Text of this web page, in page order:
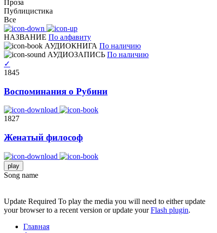
Проза
Публицистика
Все
НАЗВАНИЕ По алфавиту
АУДИОКНИГА По наличию
АУДИОЗАПИСЬ По наличию
✓
1845
Воспоминания о Рубини
1827
Женатый философ
play
Song name
Update Required To play the media you will need to either update
your browser to a recent version or update yourFlash plugin.
Главная